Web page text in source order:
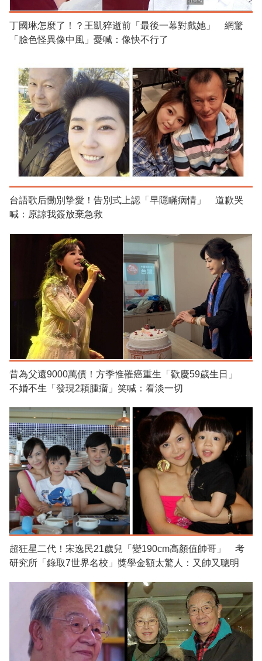
丁國琳怎麼了！？王凱猝逝前「最後一幕對戲她」 網驚
「臉色怪異像中風」憂喊：像快不行了
台語歌后慟別摯愛！告別式上認「早隱瞞病情」 道歉哭
喊：原諒我簽放棄急救
昔為父還9000萬債！方季惟罹癌重生「歡慶59歲生日」
不婚不生「發現2顆腫瘤」笑喊：看淡一切
超狂星二代！宋逸民21歲兒「變190cm高顏值帥哥」 考
研究所「錄取7世界名校」獎學金額太驚人：又帥又聰明